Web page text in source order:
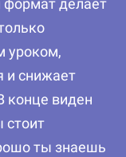
формат делает
уроком,
и снижает
конце виден
стоит
ты знаешь